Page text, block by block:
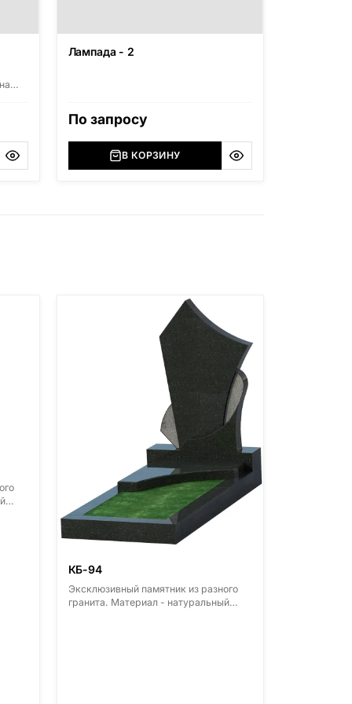
Лампада - 2
По запросу
В КОРЗИНУ
КБ-94
Эксклюзивный памятник из разного
гранита. Материал - натуральный